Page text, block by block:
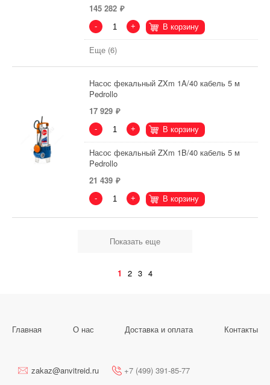
145 282
- + В корзину
Еще (6)
Насос фекальный ZXm 1A/40 кабель 5 м
Pedrollo
17 929
- + В корзину
Насос фекальный ZXm 1B/40 кабель 5 м
Pedrollo
21 439
- + В корзину
Показать еще
1 2 3 4
Главная О нас Доставка и оплата Контакты
zakaz@anvitreid.ru +7 (499) 391-85-77